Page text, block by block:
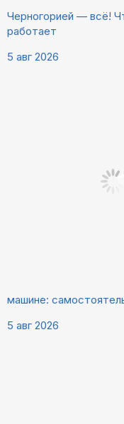
Черногорией — всё!
работает
5 авг 2026
машине:
5 авг 2026